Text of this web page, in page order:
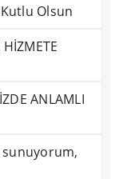
Olsun
ANLAMLI
sunuyorum,